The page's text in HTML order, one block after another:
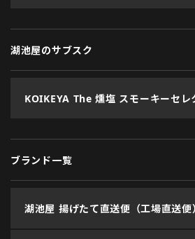
湖池屋のサブスク
KOIKEYA The 燻塩 スモーキーセレ
ブランド一覧
湖池屋 揚げたて直送便（工場直送便